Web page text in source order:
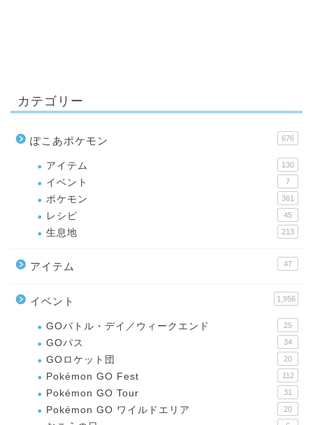
カテゴリー
ぽこあポケモン 676
アイテム 130
イベント 7
ポケモン 361
レシピ 45
生息地 213
アイテム 47
イベント 1,956
GOバトル・デイ／ウィークエンド 25
GOパス 34
GOロケット団 20
Pokémon GO Fest 112
Pokémon GO Tour 31
Pokémon GO ワイルドエリア 20